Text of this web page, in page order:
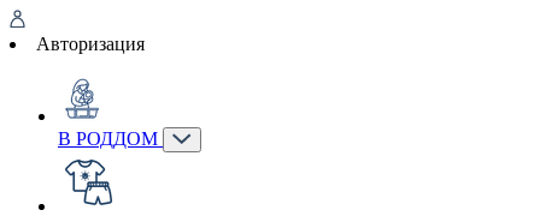
Авторизация
В РОДДОМ